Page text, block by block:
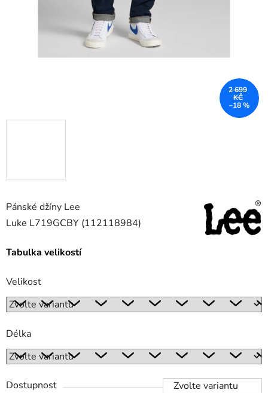
Pánské džíny Lee
Luke L719GCBY (112118984)
Tabulka velikostí
Velikost
Délka
Dostupnost
Zvolte variantu
2 699
KČ
–18 %